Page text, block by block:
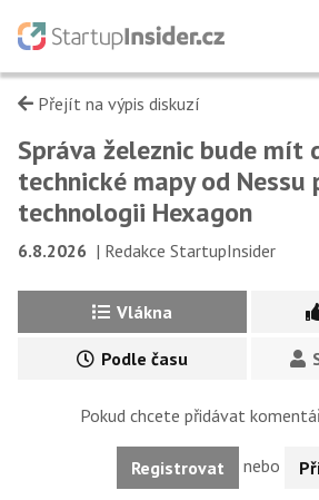
Přejít na výpis diskuzí
Správa železnic bude mít
technické mapy od Nessu
technologii Hexagon
6.8.2026 | Redakce StartupInsider
Vlákna
Podle času
Pokud chcete přidávat
Registrovat nebo